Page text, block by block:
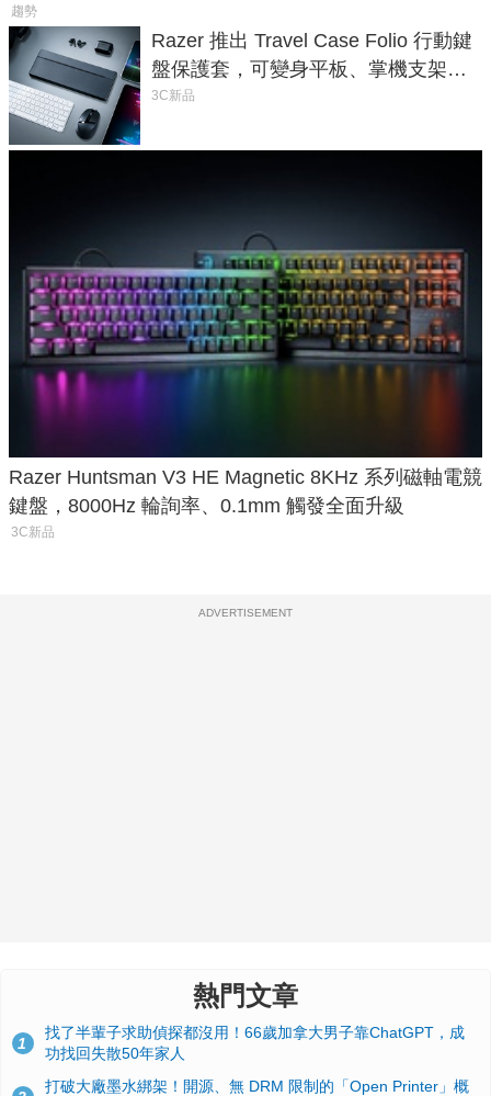
趨勢
Razer 推出 Travel Case Folio 行動鍵
盤保護套，可變身平板、掌機支架，
售價 2,090 元
3C新品
Razer Huntsman V3 HE Magnetic 8KHz 系列磁軸電競
鍵盤，8000Hz 輪詢率、0.1mm 觸發全面升級
3C新品
ADVERTISEMENT
熱門文章
1
找了半輩子求助偵探都沒用！66歲加拿大男子靠ChatGPT，成
功找回失散50年家人
打破大廠墨水綁架！開源、無 DRM 限制的「Open Printer」概